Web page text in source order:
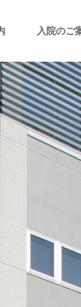
入院のご